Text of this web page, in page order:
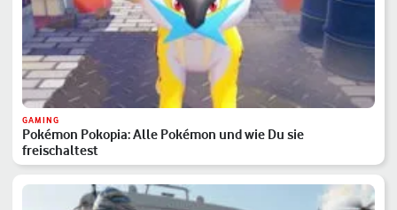
GAMING
Pokémon Pokopia: Alle Pokémon und wie Du sie
freischaltest